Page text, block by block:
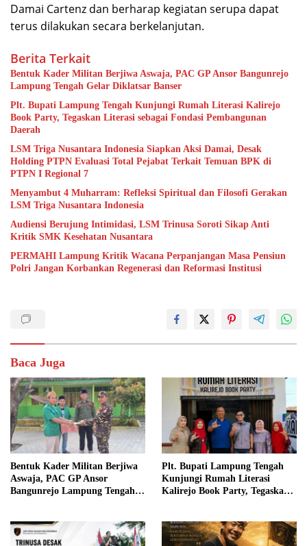
Damai Cartenz dan berharap kegiatan serupa dapat
terus dilakukan secara berkelanjutan.
Berita Terkait
Bentuk Kader Militan Berjiwa Aswaja, PAC GP Ansor Bangunrejo
Lampung Tengah Gelar Diklatsar Banser
Plt. Bupati Lampung Tengah Kunjungi Rumah Literasi Kalirejo
Book Party, Tegaskan Literasi sebagai Fondasi Pembangunan
Daerah
LSM Triga Nusantara Indonesia Siapkan Aksi Damai, Desak
Holding PTPN Evaluasi Total Pejabat Terkait Temuan BPK di
PTPN I Regional 7
Menyambut 4 Muharram: Refleksi Spiritual dan Filosofi Gerakan
LSM Triga Nusantara Indonesia
Audiensi Berujung Intimidasi, LSM Trinusa Soroti Sikap Anti
Kritik SMK Kesehatan Nusantara
PERMAHI Lampung Kritik Wacana Perpanjangan Masa Pensiun
Polri Jangan Korbankan Regenerasi dan Reformasi Institusi
Baca Juga
Bentuk Kader Militan Berjiwa
Aswaja, PAC GP Ansor
Bangunrejo Lampung Tengah
Plt. Bupati Lampung Tengah
Kunjungi Rumah Literasi
Kalirejo Book Party, Tegaskan